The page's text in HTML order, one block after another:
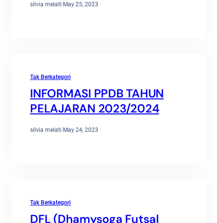
silvia melati·May 25, 2023
Tak Berkategori
INFORMASI PPDB TAHUN
PELAJARAN 2023/2024
silvia melati·May 24, 2023
Tak Berkategori
DFL (Dhamysoga Futsal